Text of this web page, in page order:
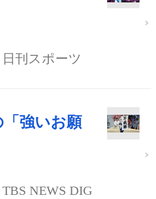
日刊スポーツ
強いお願
TBS NEWS DIG